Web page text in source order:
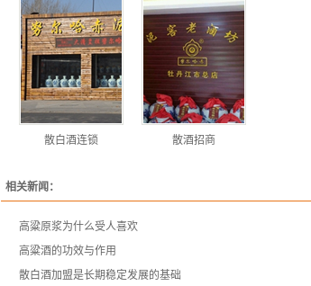
散白酒连锁 散酒招商
相关新闻：
高粱原浆为什么受人喜欢
高粱酒的功效与作用
散白酒加盟是长期稳定发展的基础